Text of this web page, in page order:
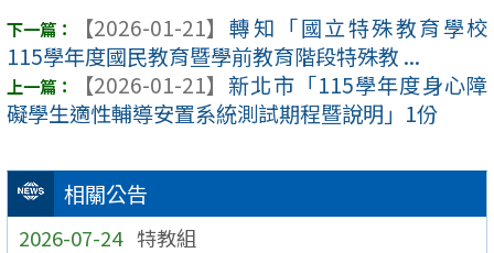
相關公告
2026-07-24 特教組
【2026-01-21】 轉知「國立特殊教育學校
115學年度國民教育暨學前教育階段特殊教 ...
【2026-01-21】 新北市「115學年度身心障
礙學生適性輔導安置系統測試期程暨說明」1份